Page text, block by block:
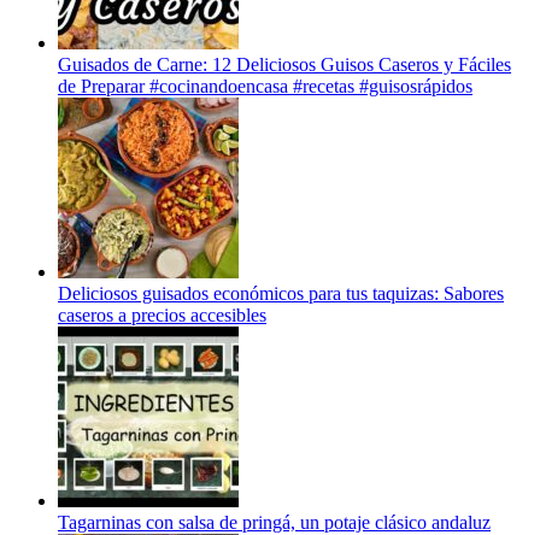
Guisados de Carne: 12 Deliciosos Guisos Caseros y Fáciles
de Preparar #cocinandoencasa #recetas #guisosrápidos
Deliciosos guisados económicos para tus taquizas: Sabores
caseros a precios accesibles
Tagarninas con salsa de pringá, un potaje clásico andaluz